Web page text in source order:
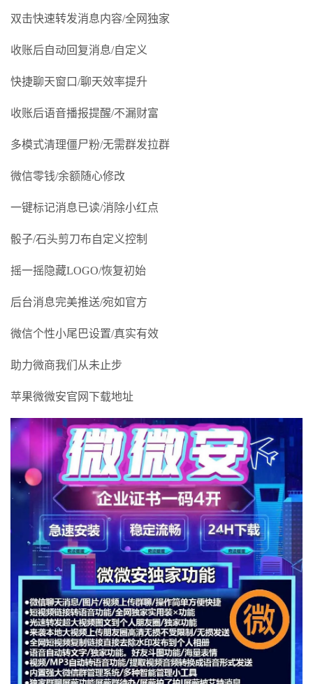
双击快速转发消息内容/全网独家
收账后自动回复消息/自定义
快捷聊天窗口/聊天效率提升
收账后语音播报提醒/不漏财富
多模式清理僵尸粉/无需群发拉群
微信零钱/余额随心修改
一键标记消息已读/消除小红点
骰子/石头剪刀布自定义控制
摇一摇隐藏LOGO/恢复初始
后台消息完美推送/宛如官方
微信个性小尾巴设置/真实有效
助力微商我们从未止步
苹果微微安官网下载地址